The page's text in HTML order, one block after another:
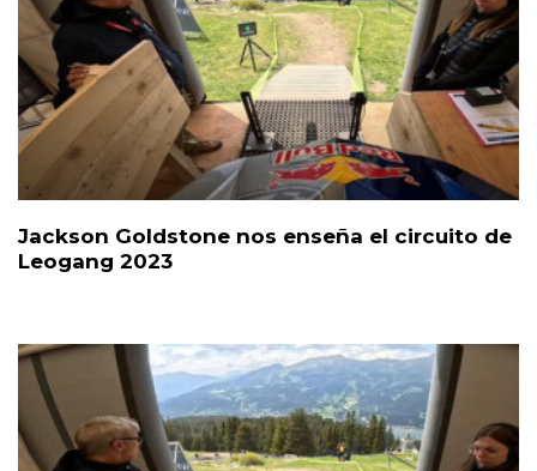
Jackson Goldstone nos enseña el circuito de
Leogang 2023